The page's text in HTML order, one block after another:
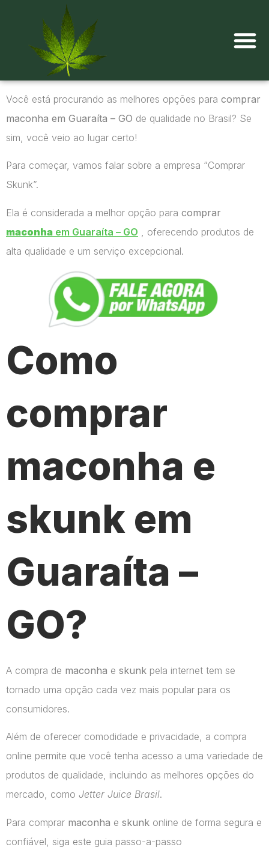
Você está procurando as melhores opções para comprar
maconha em Guaraíta – GO de qualidade no Brasil? Se
sim, você veio ao lugar certo!
Para começar, vamos falar sobre a empresa “Comprar
Skunk”.
Ela é considerada a melhor opção para comprar
maconha em Guaraíta – GO , oferecendo produtos de
alta qualidade e um serviço excepcional.
Como
comprar
maconha e
skunk em
Guaraíta –
GO?
A compra de maconha e skunk pela internet tem se
tornado uma opção cada vez mais popular para os
consumidores.
Além de oferecer comodidade e privacidade, a compra
online permite que você tenha acesso a uma variedade de
produtos de qualidade, incluindo as melhores opções do
mercado, como Jetter Juice Brasil.
Para comprar maconha e skunk online de forma segura e
confiável, siga este guia passo-a-passo